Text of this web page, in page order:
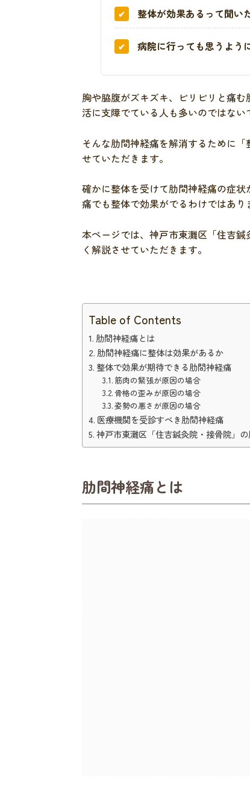
整体が効果あるって聞い
病院に行っても思うよう
胸や脇腹がズキズキ、ピリピリと痛
活に支障でている人も多いのではない
そんな肋間神経痛を解消するために
せていただきます。
確かに整体を受けて肋間神経痛の症
痛でも整体で効果がでるわけではあり
本ページでは、神戸市東灘区「住吉
く解説させていただきます。
Table of Contents
肋間神経痛とは
肋間神経痛に整体は効果があるか
整体で効果が期待できる肋間神経痛
筋肉の緊張が原因の場合
骨格の歪みが原因の場合
姿勢の悪さが原因の場合
医療機関を受診すべき肋間神経痛
神戸市東灘区「住吉鍼灸院・接骨院」
肋間神経痛とは